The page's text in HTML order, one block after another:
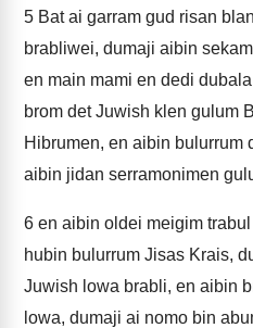
5 Bat ai garram gud risan
brabliwei, dumaji aibin
en main mami en dedi
brom det Juwish klen gulum
Hibrumen, en aibin bulurrum
aibin jidan serramonimen
6 en aibin oldei meigim
hubin bulurrum Jisas Krais,
Juwish lowa brabli, en aibin
lowa, dumaji ai nomo bin